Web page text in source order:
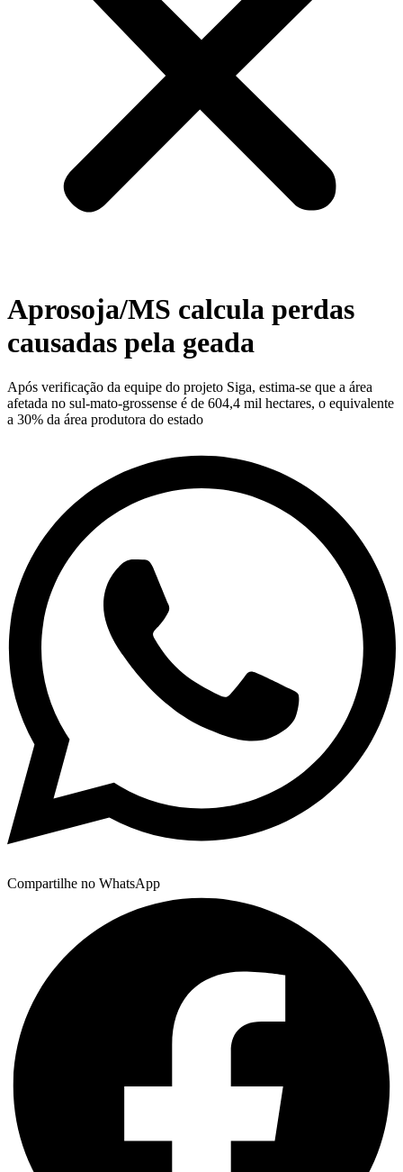
Aprosoja/MS calcula perdas
causadas pela geada
Após verificação da equipe do projeto Siga, estima-se que a área
afetada no sul-mato-grossense é de 604,4 mil hectares, o equivalente
a 30% da área produtora do estado
Compartilhe no WhatsApp